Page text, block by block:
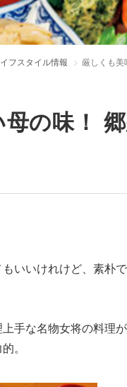
フスタイル情報 厳しくも
の味！
いいけれけど、素朴
手な名物女将の料理
。